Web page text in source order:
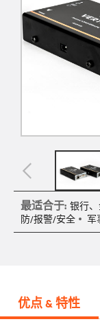
最适合于: 银行
防/报警/安全
军
优点 & 特性